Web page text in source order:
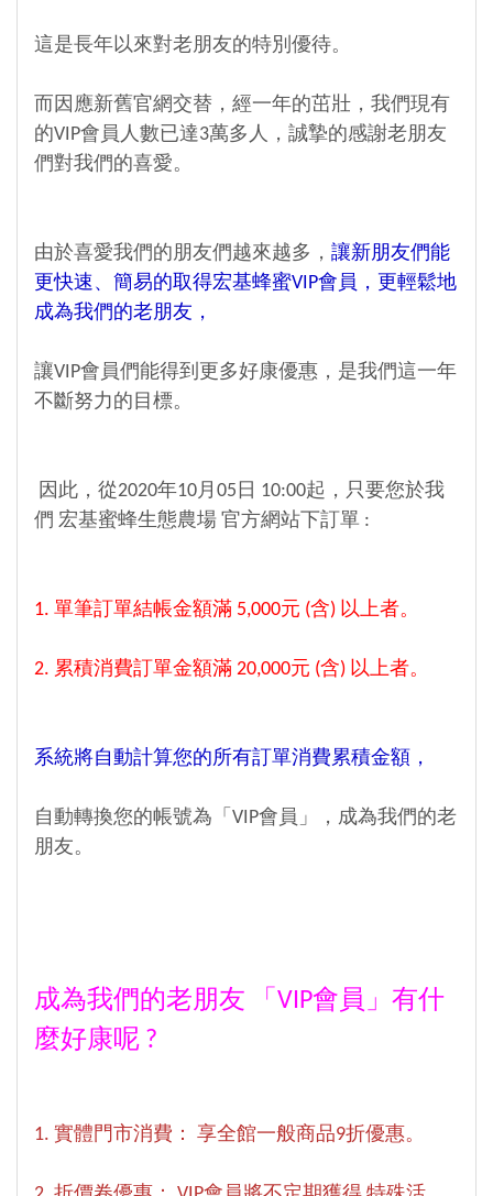
這是長年以來對老朋友的特別優待。
而因應新舊官網交替，經一年的茁壯，我們現有
的VIP會員人數已達3萬多人，誠摯的感謝老朋友
們對我們的喜愛。
由於喜愛我們的朋友們越來越多， 讓新朋友們能
更快速、簡易的取得宏基蜂蜜VIP會員，更輕鬆地
成為我們的老朋友，
讓VIP會員們能得到更多好康優惠，是我們這一年
不斷努力的目標。
因此，從2020年10月05日 10:00起，只要您於我
們 宏基蜜蜂生態農場 官方網站下訂單 :
1. 單筆訂單結帳金額滿 5,000元 (含) 以上者。
2. 累積消費訂單金額滿 20,000元 (含) 以上者。
系統將自動計算您的所有訂單消費累積金額，
自動轉換您的帳號為「VIP會員」，成為我們的老
朋友。
成為我們的老朋友 「VIP會員」有什
麼好康呢 ?
1. 實體門市消費： 享全館一般商品9折優惠。